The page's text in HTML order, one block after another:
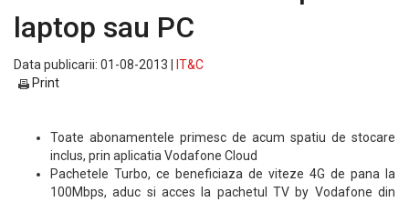
laptop sau PC
Data publicarii: 01-08-2013 |
IT&C
Print
Toate abonamentele primesc de acum spatiu de stocare
inclus, prin aplicatia Vodafone Cloud
Pachetele Turbo, ce beneficiaza de viteze 4G de pana la
100Mbps, aduc si acces la pachetul TV by Vodafone din